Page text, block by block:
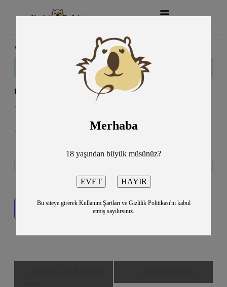
« Tüm Etkinlikler
Bu etkinlik geçti.
Bir Baba Hamlet Oyunu
14 Mart
-Caddebostan Kültür Merkezi Büyük Salon
Takvime ekle
Merhaba
18 yaşından büyük müsünüz?
Bu siteye girerek Kullanım Şartları ve Gizlilik Politikası'nı kabul
etmiş sayılırsınız.